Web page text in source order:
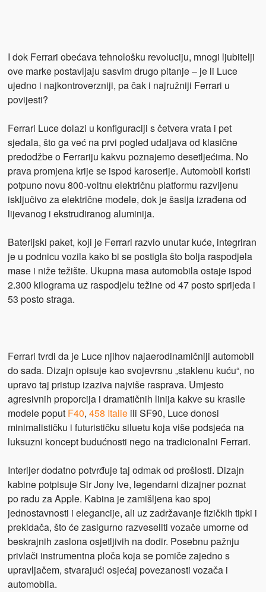
I dok Ferrari obećava tehnološku revoluciju, mnogi ljubitelji
ove marke postavljaju sasvim drugo pitanje – je li Luce
ujedno i najkontroverzniji, pa čak i najružniji Ferrari u
povijesti?
Ferrari Luce dolazi u konfiguraciji s četvera vrata i pet
sjedala, što ga već na prvi pogled udaljava od klasične
predodžbe o Ferrariju kakvu poznajemo desetljećima. No
prava promjena krije se ispod karoserije. Automobil koristi
potpuno novu 800-voltnu električnu platformu razvijenu
isključivo za električne modele, dok je šasija izrađena od
lijevanog i ekstrudiranog aluminija.
Baterijski paket, koji je Ferrari razvio unutar kuće, integriran
je u podnicu vozila kako bi se postigla što bolja raspodjela
mase i niže težište. Ukupna masa automobila ostaje ispod
2.300 kilograma uz raspodjelu težine od 47 posto sprijeda i
53 posto straga.
Ferrari tvrdi da je Luce njihov najaerodinamičniji automobil
do sada. Dizajn opisuje kao svojevrsnu „staklenu kuću“, no
upravo taj pristup izaziva najviše rasprava. Umjesto
agresivnih proporcija i dramatičnih linija kakve su krasile
modele poput F40, 458 Italieili SF90, Luce donosi
minimalističku i futurističku siluetu koja više podsjeća na
luksuzni koncept budućnosti nego na tradicionalni Ferrari.
Interijer dodatno potvrđuje taj odmak od prošlosti. Dizajn
kabine potpisuje Sir Jony Ive, legendarni dizajner poznat
po radu za Apple. Kabina je zamišljena kao spoj
jednostavnosti i elegancije, ali uz zadržavanje fizičkih tipki i
prekidača, što će zasigurno razveseliti vozače umorne od
beskrajnih zaslona osjetljivih na dodir. Posebnu pažnju
privlači instrumentna ploča koja se pomiče zajedno s
upravljačem, stvarajući osjećaj povezanosti vozača i
automobila.